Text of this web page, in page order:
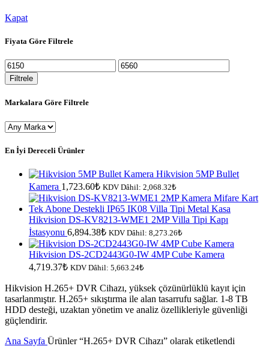
Kapat
Fiyata Göre Filtrele
En
düşük
fiyat
En
yüksek
Filtrele
Markalara Göre Filtrele
En İyi Dereceli Ürünler
Hikvision 5MP Bullet
Kamera 1,723.60₺ KDV Dâhil: 2,068.32₺
Hikvision DS-KV8213-WME1 2MP Villa Tipi Kapı
İstasyonu 6,894.38₺ KDV Dâhil: 8,273.26₺
Hikvision DS-2CD2443G0-IW 4MP Cube Kamera
4,719.37₺ KDV Dâhil: 5,663.24₺
Hikvision H.265+ DVR Cihazı, yüksek çözünürlüklü kayıt için
tasarlanmıştır. H.265+ sıkıştırma ile alan tasarrufu sağlar. 1-8 TB
HDD desteği, uzaktan yönetim ve analiz özellikleriyle güvenliği
güçlendirir.
Ana Sayfa Ürünler “H.265+ DVR Cihazı” olarak etiketlendi